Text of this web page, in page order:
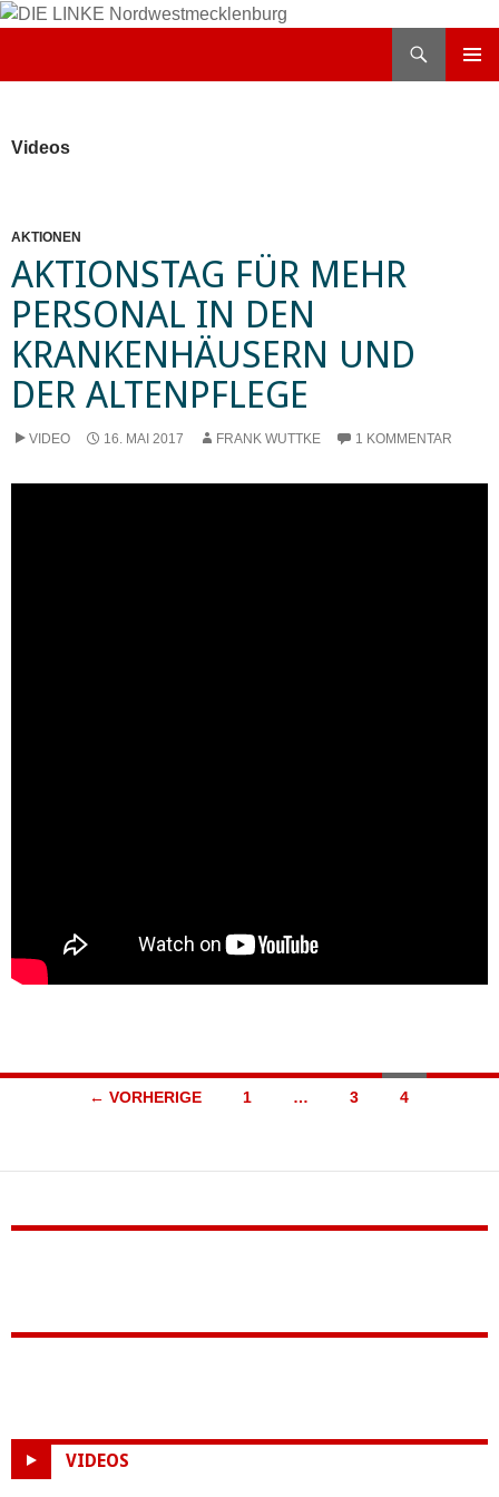
Zum
Videos
AKTIONEN
AKTIONSTAG FÜR MEHR
PERSONAL IN DEN
KRANKENHÄUSERN UND
DER ALTENPFLEGE
VIDEO 16. MAI 2017 FRANK WUTTKE 1 KOMMENTAR
Beitragsnavigation
← VORHERIGE 1 … 3 4
VIDEOS